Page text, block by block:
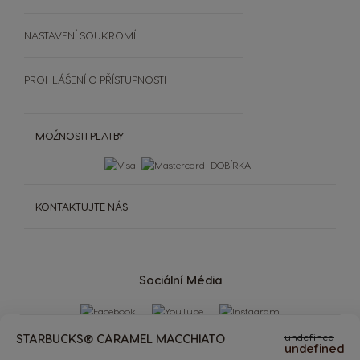
Sociální Média
MOŽNOSTI PLATBY
DOBÍRKA
KONTAKTUJTE NÁS
NASTAVENÍ SOUKROMÍ
PROHLÁŠENÍ O PŘÍSTUPNOSTI
STARBUCKS® CARAMEL MACCHIATO undefined
undefined